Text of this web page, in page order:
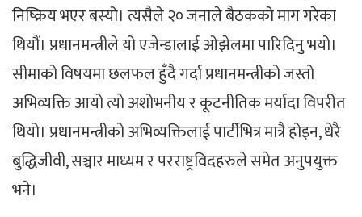
निष्क्रिय भएर बस्यो। त्यसैले २० जनाले बैठकको माग गरेका
थियौं। प्रधानमन्त्रीले यो एजेन्डालाई ओझेलमा पारिदिनु भयो।
सीमाको विषयमा छलफल हुँदै गर्दा प्रधानमन्त्रीको जस्तो
अभिव्यक्ति आयो त्याे अशोभनीय र कूटनीतिक मर्यादा विपरीत
थियो। प्रधानमन्त्रीको अभिव्यक्तिलाई पार्टीभित्र मात्रै होइन, धेरै
बुद्धिजीवी, सञ्चार माध्यम र परराष्ट्रविदहरुले समेत अनुपयुक्त
भने।